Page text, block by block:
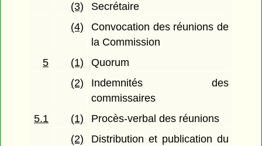
(3)
Secrétaire
(4)
Convocation des réunions de
la Commission
5
(1)
Quorum
(2)
Indemnités des
commissaires
5.1
(1)
Procès-verbal des réunions
(2)
Distribution et publication du